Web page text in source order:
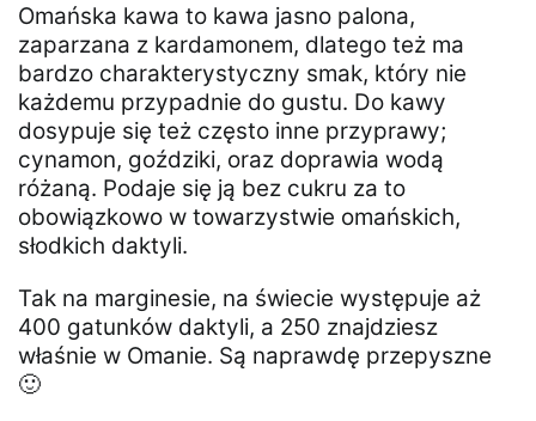
Omańska kawa to kawa jasno palona,
zaparzana z kardamonem, dlatego też ma
bardzo charakterystyczny smak, który nie
każdemu przypadnie do gustu. Do kawy
dosypuje się też często inne przyprawy;
cynamon, goździki, oraz doprawia wodą
różaną. Podaje się ją bez cukru za to
obowiązkowo w towarzystwie omańskich,
słodkich daktyli.
Tak na marginesie, na świecie występuje aż
400 gatunków daktyli, a 250 znajdziesz
właśnie w Omanie. Są naprawdę przepyszne
🙂